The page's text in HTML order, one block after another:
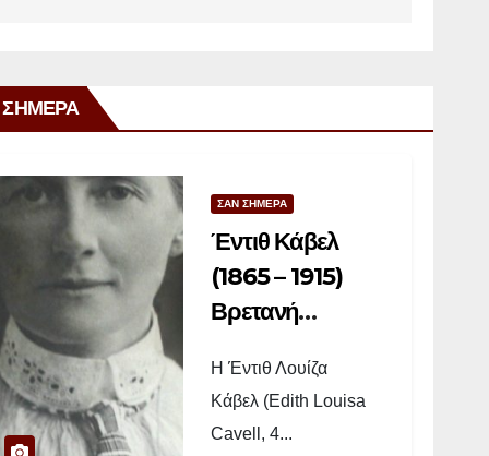
ΣΑΝ ΣΗΜΕΡΑ
Έντιθ Κάβελ
(1865 – 1915)
Βρετανή
Η Έντιθ Λουίζα
Κάβελ (Edith Louisa
Cavell, 4...